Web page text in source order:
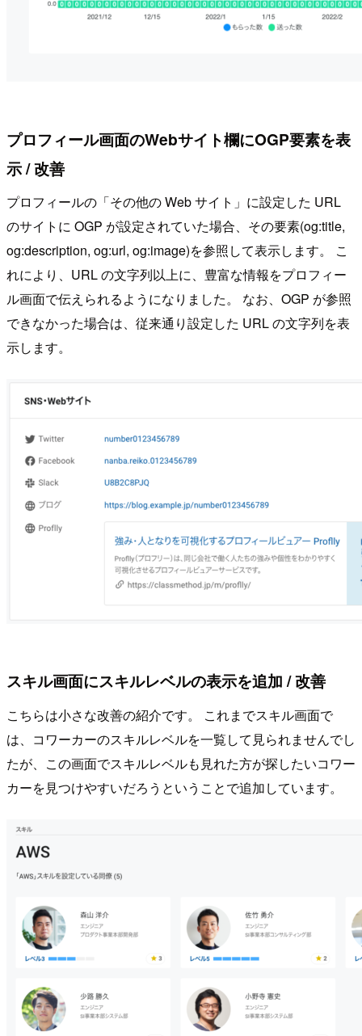
プロフィール画面のWebサイト欄にOGP要素を表
示 / 改善
プロフィールの「その他の Web サイト」に設定した URL
のサイトに OGP が設定されていた場合、その要素(og:title,
og:description, og:url, og:image)を参照して表示します。 こ
れにより、URL の文字列以上に、豊富な情報をプロフィー
ル画面で伝えられるようになりました。 なお、OGP が参照
できなかった場合は、従来通り設定した URL の文字列を表
示します。
スキル画面にスキルレベルの表示を追加 / 改善
こちらは小さな改善の紹介です。 これまでスキル画面で
は、コワーカーのスキルレベルを一覧して見られませんでし
たが、この画面でスキルレベルも見れた方が探したいコワー
カーを見つけやすいだろうということで追加しています。